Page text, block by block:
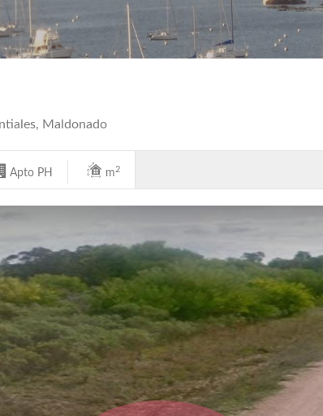
Maldonado
Apto PH m 2